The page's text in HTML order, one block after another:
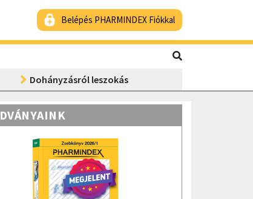
Belépés PHARMINDEX Fiókkal
Dohányzásról leszokás